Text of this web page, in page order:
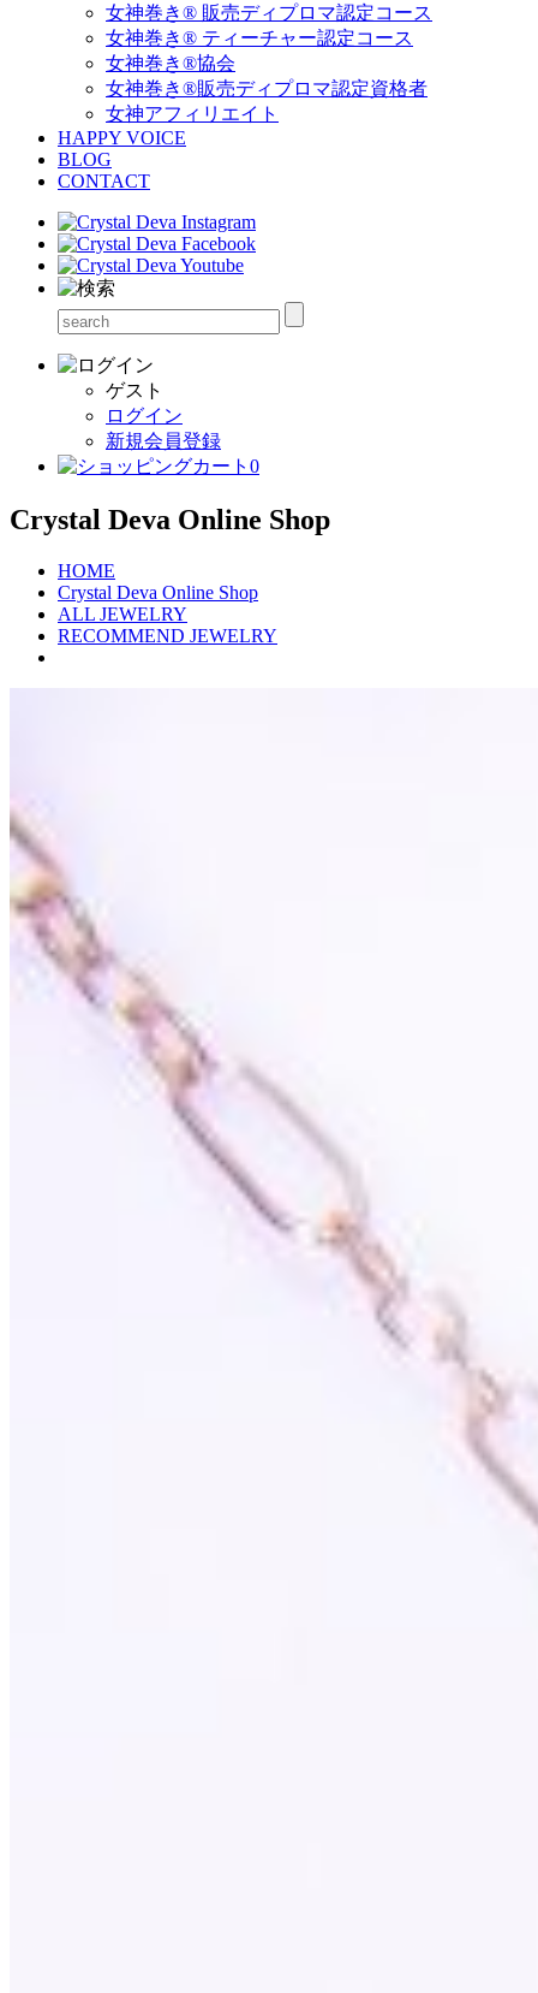
女神巻き® 販売ディプロマ認定コース
女神巻き® ティーチャー認定コース
女神巻き®協会
女神巻き®販売ディプロマ認定資格者
女神アフィリエイト
HAPPY VOICE
BLOG
CONTACT
ゲスト
ログイン
新規会員登録
0
Crystal Deva Online Shop
HOME
Crystal Deva Online Shop
ALL JEWELRY
RECOMMEND JEWELRY